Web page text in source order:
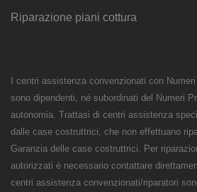
Riparazione piani cottura
I centri assistenza convenzionati con
sono dipendenti, né subordinati del Numeri
autonomia. Trattasi di centri assistenza
dalle case costruttrici, che non effettuano
Garanzia delle case costruttrici. Per
autorizzati è necessario contattare
centri assistenza convenzionati/riparatori